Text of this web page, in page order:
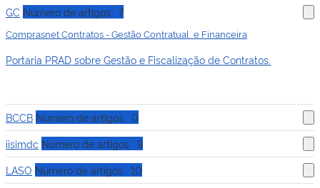
GC Número de artigos: 7
Comprasnet Contratos - Gestão Contratual e Financeira
Portaria PRAD sobre Gestão e Fiscalização de Contratos.
BCCB Número de artigos: 0
iisimdc Número de artigos: 9
LASO Número de artigos: 10